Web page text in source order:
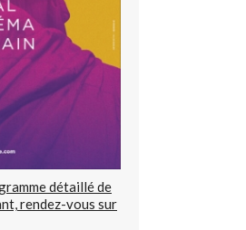
détaillé de
rendez-vous sur